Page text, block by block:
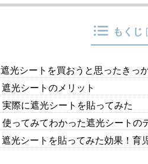
もくじ [
遮光シートを買おうと思ったきっ
遮光シートのメリット
実際に遮光シートを貼ってみた
使ってみてわかった遮光シートの
遮光シートを貼ってみた効果！育